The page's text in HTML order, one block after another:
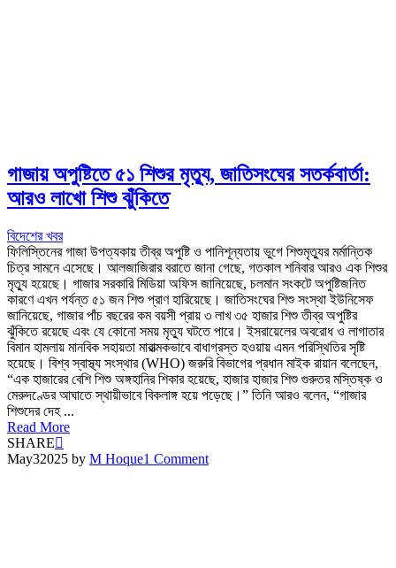
গাজায় অপুষ্টিতে ৫১ শিশুর মৃত্যু, জাতিসংঘের সতর্কবার্তা:
আরও লাখো শিশু ঝুঁকিতে
বিদেশের খবর
ফিলিস্তিনের গাজা উপত্যকায় তীব্র অপুষ্টি ও পানিশূন্যতায় ভুগে শিশুমৃত্যুর মর্মান্তিক
চিত্র সামনে এসেছে। আলজাজিরার বরাতে জানা গেছে, গতকাল শনিবার আরও এক শিশুর
মৃত্যু হয়েছে। গাজার সরকারি মিডিয়া অফিস জানিয়েছে, চলমান সংকটে অপুষ্টিজনিত
কারণে এখন পর্যন্ত ৫১ জন শিশু প্রাণ হারিয়েছে। জাতিসংঘের শিশু সংস্থা ইউনিসেফ
জানিয়েছে, গাজার পাঁচ বছরের কম বয়সী প্রায় ৩ লাখ ৩৫ হাজার শিশু তীব্র অপুষ্টির
ঝুঁকিতে রয়েছে এবং যে কোনো সময় মৃত্যু ঘটতে পারে। ইসরায়েলের অবরোধ ও লাগাতার
বিমান হামলায় মানবিক সহায়তা মারাত্মকভাবে বাধাগ্রস্ত হওয়ায় এমন পরিস্থিতির সৃষ্টি
হয়েছে। বিশ্ব স্বাস্থ্য সংস্থার (WHO) জরুরি বিভাগের প্রধান মাইক রায়ান বলেছেন,
“এক হাজারের বেশি শিশু অঙ্গহানির শিকার হয়েছে, হাজার হাজার শিশু গুরুতর মস্তিষ্ক ও
মেরুদণ্ডের আঘাতে স্থায়ীভাবে বিকলাঙ্গ হয়ে পড়েছে।” তিনি আরও বলেন, “গাজার
শিশুদের দেহ ...
Read More
SHARE
May32025 by M Hoque1 Comment